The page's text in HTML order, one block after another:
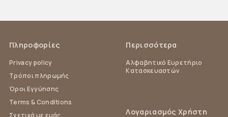
Πληροφορίες
Privacy policy
Τρόποι πληρωμής
Όροι Εγγύησης
Terms & Conditions
Περισσότερα
Αλφαβητικό Ευρετήριο
Κατασκευαστών
Λογαριασμός Χρήστη